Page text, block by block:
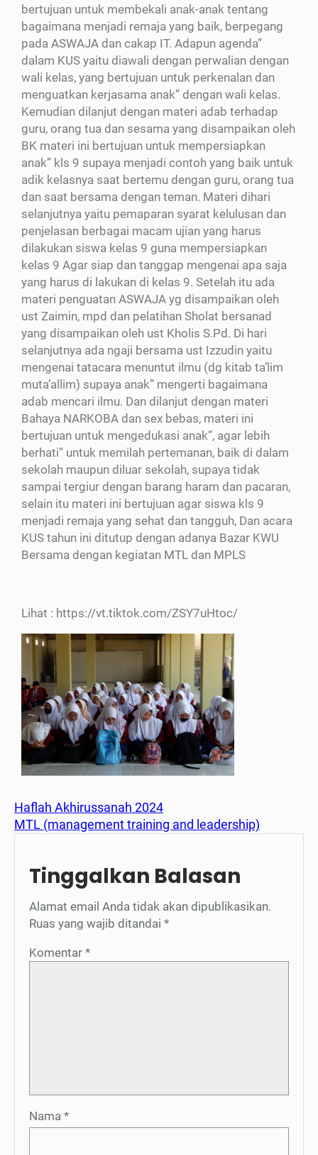
bertujuan untuk membekali anak-anak tentang
bagaimana menjadi remaja yang baik, berpegang
pada ASWAJA dan cakap IT. Adapun agenda”
dalam KUS yaitu diawali dengan perwalian dengan
wali kelas, yang bertujuan untuk perkenalan dan
menguatkan kerjasama anak” dengan wali kelas.
Kemudian dilanjut dengan materi adab terhadap
guru, orang tua dan sesama yang disampaikan oleh
BK materi ini bertujuan untuk mempersiapkan
anak” kls 9 supaya menjadi contoh yang baik untuk
adik kelasnya saat bertemu dengan guru, orang tua
dan saat bersama dengan teman. Materi dihari
selanjutnya yaitu pemaparan syarat kelulusan dan
penjelasan berbagai macam ujian yang harus
dilakukan siswa kelas 9 guna mempersiapkan
kelas 9 Agar siap dan tanggap mengenai apa saja
yang harus di lakukan di kelas 9. Setelah itu ada
materi penguatan ASWAJA yg disampaikan oleh
ust Zaimin, mpd dan pelatihan Sholat bersanad
yang disampaikan oleh ust Kholis S.Pd. Di hari
selanjutnya ada ngaji bersama ust Izzudin yaitu
mengenai tatacara menuntut ilmu (dg kitab ta’lim
muta’allim) supaya anak” mengerti bagaimana
adab mencari ilmu. Dan dilanjut dengan materi
Bahaya NARKOBA dan sex bebas, materi ini
bertujuan untuk mengedukasi anak”, agar lebih
berhati” untuk memilah pertemanan, baik di dalam
sekolah maupun diluar sekolah, supaya tidak
sampai tergiur dengan barang haram dan pacaran,
selain itu materi ini bertujuan agar siswa kls 9
menjadi remaja yang sehat dan tangguh, Dan acara
KUS tahun ini ditutup dengan adanya Bazar KWU
Bersama dengan kegiatan MTL dan MPLS
Lihat : https://vt.tiktok.com/ZSY7uHtoc/
Haflah Akhirussanah 2024
MTL (management training and leadership)
Tinggalkan Balasan
Alamat email Anda tidak akan dipublikasikan.
Ruas yang wajib ditandai *
Komentar *
Nama *